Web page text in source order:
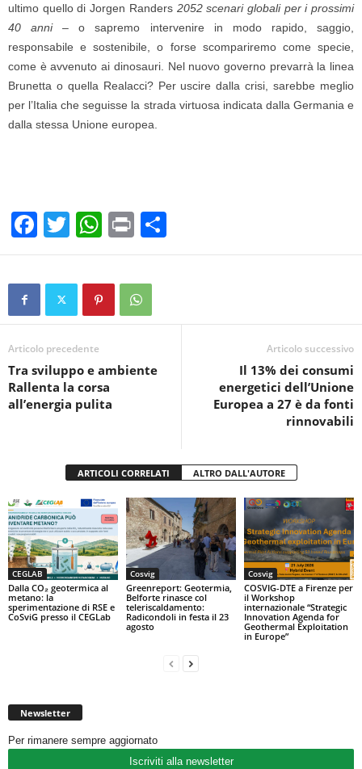
ultimo quello di Jorgen Randers 2052 scenari globali per i prossimi
40 anni– o sapremo intervenire in modo rapido, saggio,
responsabile e sostenibile, o forse scompariremo come specie,
come è avvenuto ai dinosauri. Nel nuovo governo prevarrà la linea
Brunetta o quella Realacci? Per uscire dalla crisi, sarebbe meglio
per l’Italia che seguisse la strada virtuosa indicata dalla Germania e
dalla stessa Unione europea.
F
a
c
b
o
o
k
T
wi
tt
W
h
at
s
A
p
Pr
in
t
o
vi
Articolo precedente
Tra sviluppo e ambiente
Rallenta la corsa
all’energia pulita
Articolo successivo
Il 13% dei consumi
energetici dell’Unione
Europea a 27 è da fonti
rinnovabili
ARTICOLI CORRELATI ALTRO DALL'AUTORE
CEGLAB
Dalla CO₂ geotermica al
metano: la
sperimentazione di RSE e
CoSviG presso il CEGLab
Cosvig
Greenreport: Geotermia,
Belforte rinasce col
teleriscaldamento:
Radicondoli in festa il 23
agosto
Cosvig
COSVIG-DTE a Firenze per
il Workshop
internazionale “Strategic
Innovation Agenda for
Geothermal Exploitation
in Europe”
Newsletter
Per rimanere sempre aggiornato
Iscriviti alla newsletter